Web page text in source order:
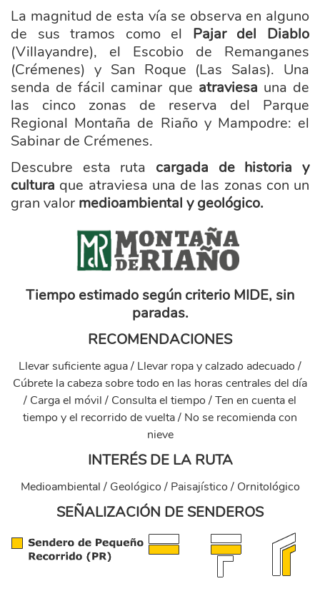
La magnitud de esta vía se observa en alguno
de sus tramos como el Pajar del Diablo
(Villayandre), el Escobio de Remanganes
(Crémenes) y San Roque (Las Salas). Una
senda de fácil caminar que atraviesa una de
las cinco zonas de reserva del Parque
Regional Montaña de Riaño y Mampodre: el
Sabinar de Crémenes.
Descubre esta ruta cargada de historia y
cultura que atraviesa una de las zonas con un
gran valor medioambiental y geológico.
marca_montana_riano_transpar_.png
Tiempo estimado según criterio MIDE, sin
paradas.
RECOMENDACIONES
Llevar suficiente agua / Llevar ropa y calzado adecuado /
Cúbrete la cabeza sobre todo en las horas centrales del día
/ Carga el móvil / Consulta el tiempo / Ten en cuenta el
tiempo y el recorrido de vuelta / No se recomienda con
nieve
INTERÉS DE LA RUTA
Medioambiental / Geológico / Paisajístico / Ornitológico
SEÑALIZACIÓN DE SENDEROS
senales_senderos_pequeno_recorridol.png